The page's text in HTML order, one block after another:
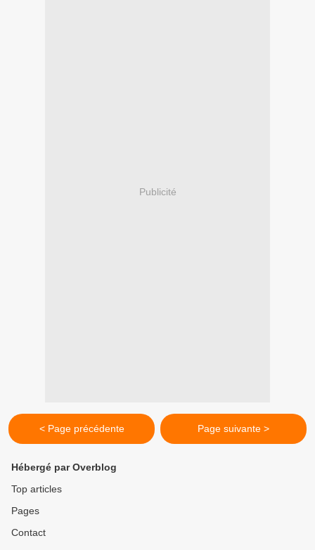
Publicité
< Page précédente Page suivante >
Hébergé par Overblog
Top articles
Pages
Contact